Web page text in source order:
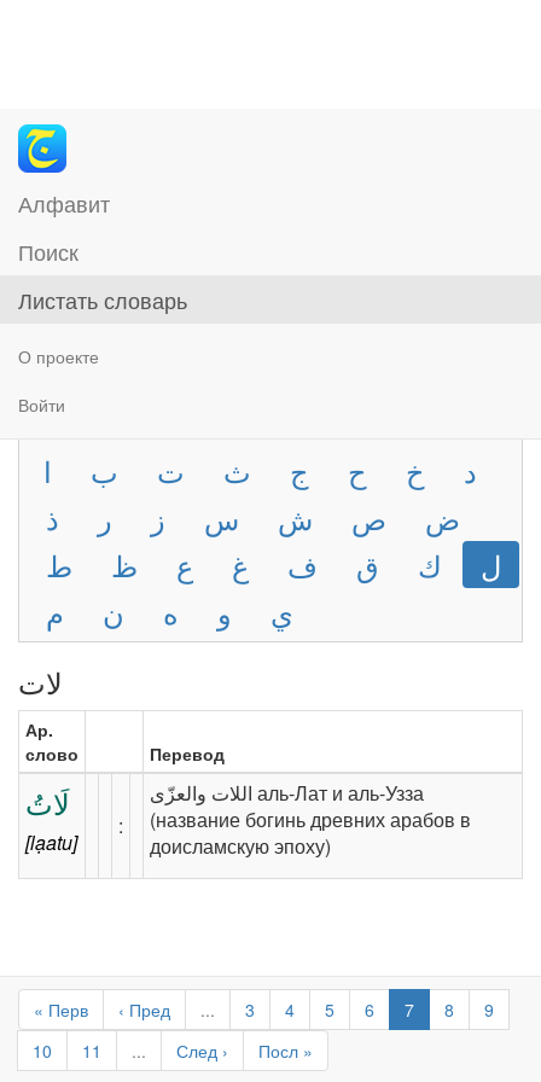
Алфавит
Поиск
Листать словарь
О проекте
Войти
ا ب ت ث ج ح خ
د
ذ
ر ز س ش ص
ض
ط
ظ ع غ ف ق ك
ل
م
ن ه و
ي
لات
Ар.
слово
Перевод
لَاتُ
[lạatu]
‪:‬
‫اللات والعزّى‬ аль-Лат и аль-Узза
(название богинь древних арабов в
доисламскую эпоху)
« Перв ‹ Пред ... 3 4 5 6 7 8
9
10
11 ... След › Посл »